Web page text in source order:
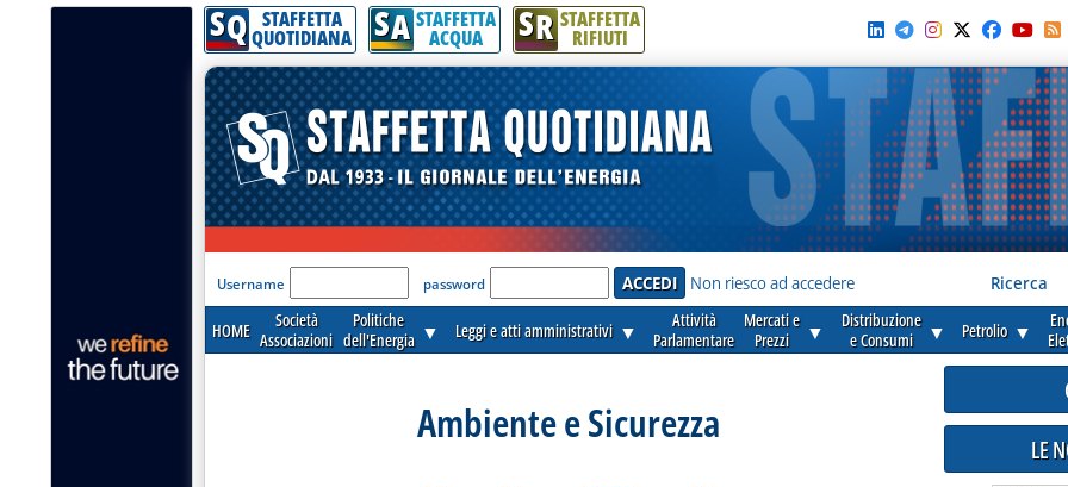
SQ STAFFETTA
QUOTIDIANA SA STAFFETTA
ACQUA SR STAFFETTA
RIFIUTI
'Modulo Login per accedere'
Username password Non riesco ad accedere Ricerca
HOME
Società
Associazioni
Politiche
dell'Energia ▼ Leggi e atti amministrativi ▼
Attività
Parlamentare
Mercati e
Prezzi
▼
Distribuzione
e Consumi
▼ Petrolio ▼
Ambiente e Sicurezza
LE